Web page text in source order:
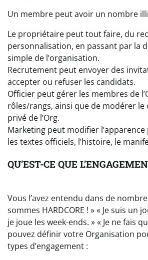
Un membre peut avoir un nombre
Le propriétaire peut tout faire, du
personnalisation, en passant par la
simple de l’organisation.
Recrutement peut envoyer des
accepter ou refuser les candidats.
Officier peut gérer les membres de
rôles/rangs, ainsi que de modérer le
privé de l’Org.
Marketing peut modifier l’apparence
les textes officiels, l’histoire, le
QU’EST-CE QUE
Vous l’avez entendu dans de
sommes HARDCORE ! » « Je suis un
je joue les week-ends. » « Je ne fais
pouvez définir votre Organisation
types d’engagement :